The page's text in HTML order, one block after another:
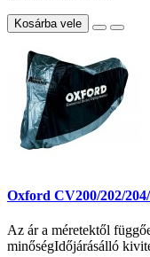
Kosárba vele
Oxford CV200/202/
Az ár a méretektől
minőségIdőjárásálló